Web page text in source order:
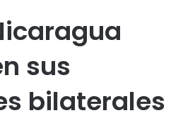
sus
bilaterales